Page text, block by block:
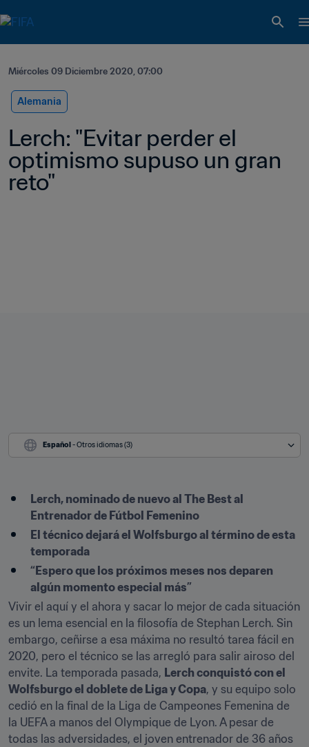
Miércoles 09 Diciembre 2020, 07:00
Alemania
Lerch: "Evitar perder el
optimismo supuso un gran
reto"
Español - Otros idiomas (3)
Lerch, nominado de nuevo al The Best al
Entrenador de Fútbol Femenino
El técnico dejará el Wolfsburgo al término de esta
temporada
“Espero que los próximos meses nos deparen
algún momento especial más”
Vivir el aquí y el ahora y sacar lo mejor de cada situación
es un lema esencial en la filosofía de Stephan Lerch. Sin
embargo, ceñirse a esa máxima no resultó tarea fácil en
2020, pero el técnico se las arregló para salir airoso del
envite. La temporada pasada, Lerch conquistó con el
Wolfsburgo el doblete de Liga y Copa, y su equipo solo
cedió en la final de la Liga de Campeones Femenina de
la UEFA a manos del Olympique de Lyon. A pesar de
todas las adversidades, el joven entrenador de 36 años